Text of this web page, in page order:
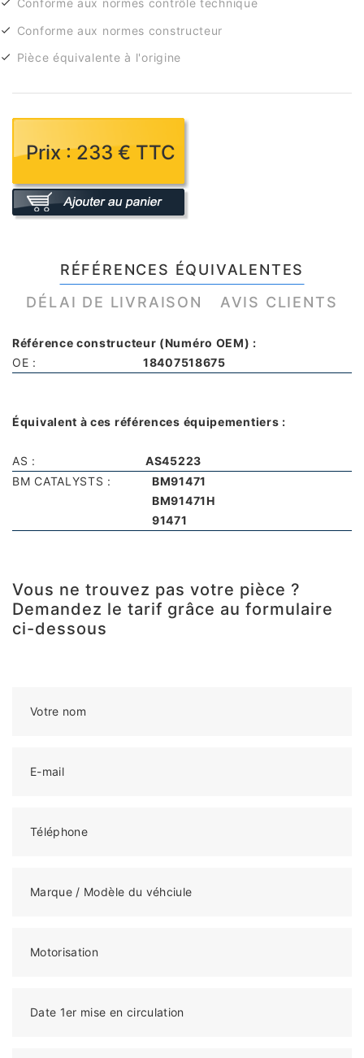
Conforme aux normes contrôle technique
Conforme aux normes constructeur
Pièce équivalente à l'origine
Prix : 233 € TTC
RÉFÉRENCES ÉQUIVALENTES
DÉLAI DE LIVRAISON
AVIS CLIENTS
Référence constructeur (Numéro OEM) :
OE :
18407518675
Équivalent à ces références équipementiers :
AS :
AS45223
BM CATALYSTS :
BM91471
BM91471H
91471
Vous ne trouvez pas votre pièce ?
Demandez le tarif grâce au formulaire
ci-dessous
Votre nom
E-mail
Téléphone
Marque / Modèle du véhciule
Motorisation
Date 1er mise en circulation